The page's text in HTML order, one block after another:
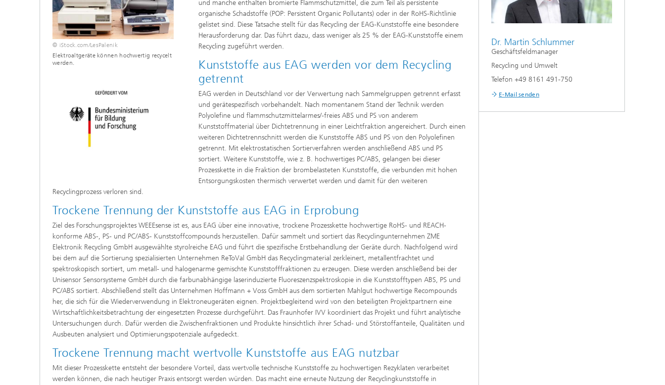
© iStock.com/LesPalenik
Elektroaltgeräte können hochwertig recycelt
werden.
und manche enthalten bromierte Flammschutzmittel, die zum Teil als persistente
organische Schadstoffe (POP: Persistent Organic Pollutants) oder in der RoHS-Richtlinie
gelistet sind. Diese Tatsache stellt für das Recycling der EAG-Kunststoffe eine besondere
Herausforderung dar. Das führt dazu, dass weniger als 25 % der EAG-Kunststoffe einem
Recycling zugeführt werden.
Kunststoffe aus EAG werden vor dem Recycling
getrennt
EAG werden in Deutschland vor der Verwertung nach Sammelgruppen getrennt erfasst
und gerätespezifisch vorbehandelt. Nach momentanem Stand der Technik werden
Polyolefine und flammschutzmittelarmes/-freies ABS und PS von anderem
Kunststoffmaterial über Dichtetrennung in einer Leichtfraktion angereichert. Durch einen
weiteren Dichtetrennschnitt werden die Kunststoffe ABS und PS von den Polyolefinen
getrennt. Mit elektrostatischen Sortierverfahren werden anschließend ABS und PS
sortiert. Weitere Kunststoffe, wie z. B. hochwertiges PC/ABS, gelangen bei dieser
Prozesskette in die Fraktion der brombelasteten Kunststoffe, die verbunden mit hohen
Entsorgungskosten thermisch verwertet werden und damit für den weiteren
Recyclingprozess verloren sind.
Trockene Trennung der Kunststoffe aus EAG in Erprobung
Ziel des Forschungsprojektes WEEEsense ist es, aus EAG über eine innovative, trockene Prozesskette hochwertige RoHS- und REACH-
konforme ABS-, PS- und PC/ABS- Kunststoffcompounds herzustellen. Dafür sammelt und sortiert das Recyclingunternehmen ZME
Elektronik Recycling GmbH ausgewählte styrolreiche EAG und führt die spezifische Erstbehandlung der Geräte durch. Nachfolgend wird
bei dem auf die Sortierung spezialisierten Unternehmen ReToVal GmbH das Recyclingmaterial zerkleinert, metallentfrachtet und
spektroskopisch sortiert, um metall- und halogenarme gemischte Kunststofffraktionen zu erzeugen. Diese werden anschließend bei der
Unisensor Sensorsysteme GmbH durch die farbunabhängige laserinduzierte Fluoreszenzspektroskopie in die Kunststofftypen ABS, PS und
PC/ABS sortiert. Abschließend stellt das Unternehmen Hoffmann + Voss GmbH aus dem sortierten Mahlgut hochwertige Recompounds
her, die sich für die Wiederverwendung in Elektroneugeräten eignen. Projektbegleitend wird von den beteiligten Projektpartnern eine
Wirtschaftlichkeitsbetrachtung der eingesetzten Prozesse durchgeführt. Das Fraunhofer IVV koordiniert das Projekt und führt analytische
Untersuchungen durch. Dafür werden die Zwischenfraktionen und Produkte hinsichtlich ihrer Schad- und Störstoffanteile, Qualitäten und
Ausbeuten analysiert und Optimierungspotenziale aufgedeckt.
Trockene Trennung macht wertvolle Kunststoffe aus EAG nutzbar
Mit dieser Prozesskette entsteht der besondere Vorteil, dass wertvolle technische Kunststoffe zu hochwertigen Rezyklaten verarbeitet
werden können, die nach heutiger Praxis entsorgt werden würden. Das macht eine erneute Nutzung der Recyclingkunststoffe in
Dr. Martin Schlummer
Geschäftsfeldmanager
Recycling und Umwelt
Telefon +49 8161 491-750
E-Mail senden